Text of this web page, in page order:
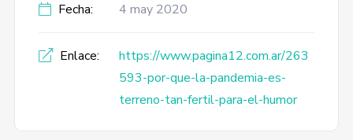
Fecha: 4 may 2020
Enlace:
https://www.pagina12.com.ar/263
593-por-que-la-pandemia-es-
terreno-tan-fertil-para-el-humor